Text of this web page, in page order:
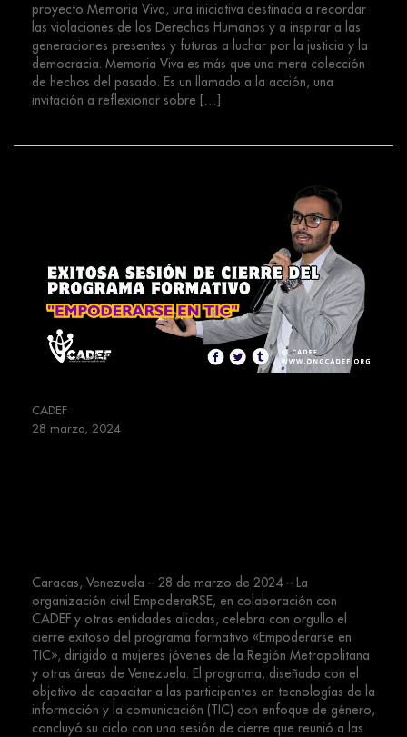
proyecto Memoria Viva, una iniciativa destinada a recordar
las violaciones de los Derechos Humanos y a inspirar a las
generaciones presentes y futuras a luchar por la justicia y la
democracia. Memoria Viva es más que una mera colección
de hechos del pasado. Es un llamado a la acción, una
invitación a reflexionar sobre […]
CADEF
28 marzo, 2024
Caracas, Venezuela – 28 de marzo de 2024 – La
organización civil EmpoderaRSE, en colaboración con
CADEF y otras entidades aliadas, celebra con orgullo el
cierre exitoso del programa formativo «Empoderarse en
TIC», dirigido a mujeres jóvenes de la Región Metropolitana
y otras áreas de Venezuela. El programa, diseñado con el
objetivo de capacitar a las participantes en tecnologías de la
información y la comunicación (TIC) con enfoque de género,
concluyó su ciclo con una sesión de cierre que reunió a las